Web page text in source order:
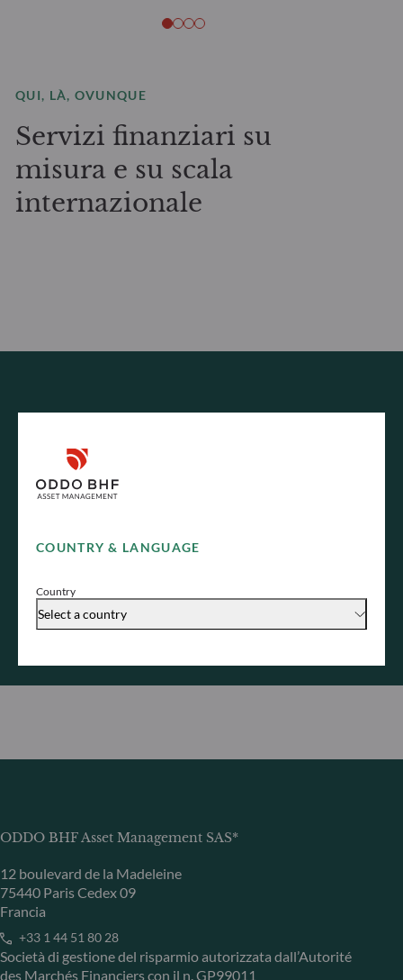
COUNTRY & LANGUAGE
Country
Select a country
QUI, LÀ, OVUNQUE
Servizi finanziari su
misura e su scala
internazionale
RICHIESTA DI INFORMAZIONI
Come possiamo aiutarvi?
Scoprite il nostro team di vendita
ODDO BHF Asset Management SAS*
12 boulevard de la Madeleine
75440 Paris Cedex 09
Francia
+33 1 44 51 80 28
Società di gestione del risparmio autorizzata dall’Autorité
des Marchés Financiers con il n. GP99011